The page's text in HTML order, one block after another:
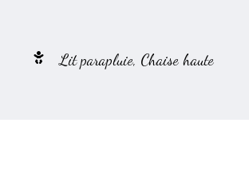
Lit parapluie, Chaise haute